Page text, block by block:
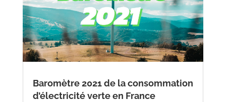
Baromètre 2021 de la consommation
d’électricité verte en France